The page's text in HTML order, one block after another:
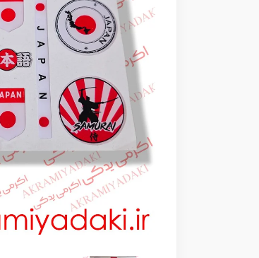
بسته ها سرموقع (بدون‌تاخیر)